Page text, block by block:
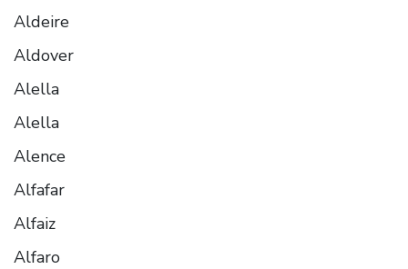
Aldeire
Aldover
Alella
Alella
Alence
Alfafar
Alfaiz
Alfaro